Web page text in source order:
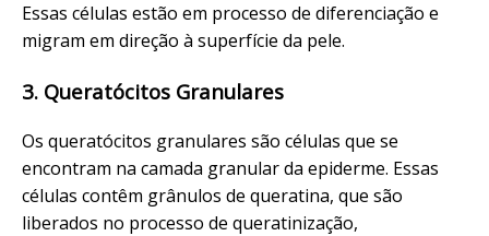
Essas células estão em processo de diferenciação e
migram em direção à superfície da pele.
3. Queratócitos Granulares
Os queratócitos granulares são células que se
encontram na camada granular da epiderme. Essas
células contêm grânulos de queratina, que são
liberados no processo de queratinização,